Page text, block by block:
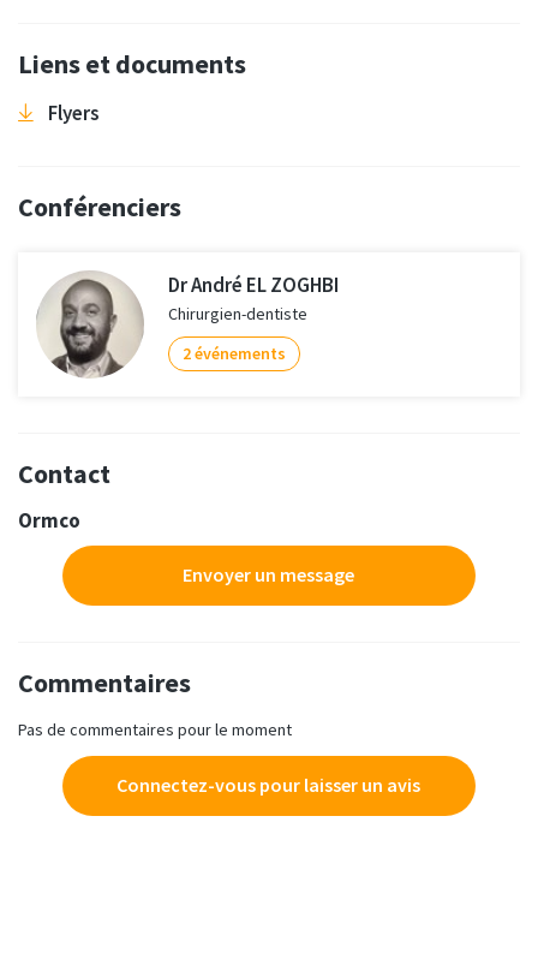
Liens et documents
Flyers
Conférenciers
Dr André EL ZOGHBI
Chirurgien-dentiste
2 événements
Contact
Ormco
Envoyer un message
Commentaires
Pas de commentaires pour le moment
Connectez-vous pour laisser un avis